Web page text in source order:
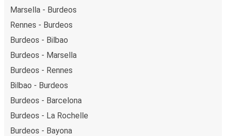
Marsella - Burdeos
Rennes - Burdeos
Burdeos - Bilbao
Burdeos - Marsella
Burdeos - Rennes
Bilbao - Burdeos
Burdeos - Barcelona
Burdeos - La Rochelle
Burdeos - Bayona